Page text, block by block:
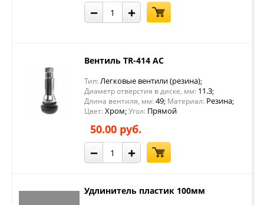
− +
Вентиль TR-414 АС
Тип: Легковые вентили (резина);
Диаметр отверстия в диске, мм: 11.3;
Длина вентиля, мм: 49; Материал: Резина;
Цвет: Хром;Угол: Прямой
50.00 руб.
− +
Удлинитель пластик 100мм